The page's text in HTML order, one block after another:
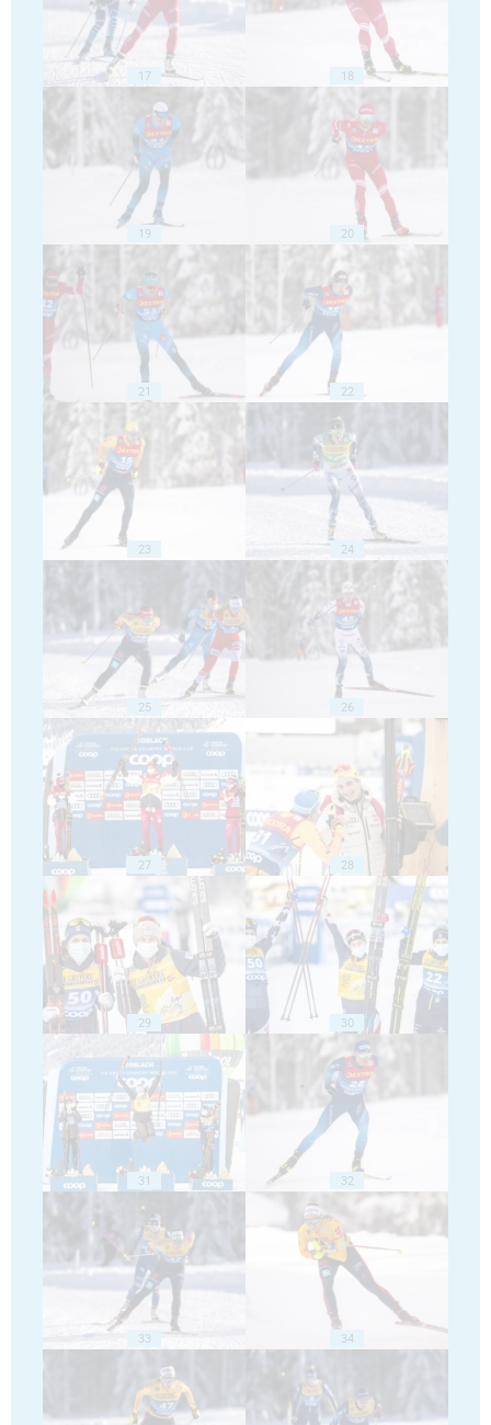
17 18
19 20
21 22
23 24
25 26
27 28
29 30
31 32
33 34